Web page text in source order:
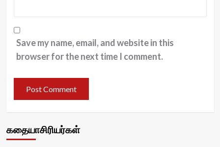
Save my name, email, and website in this
browser for the next time I comment.
கதையாசிரியர்கள்